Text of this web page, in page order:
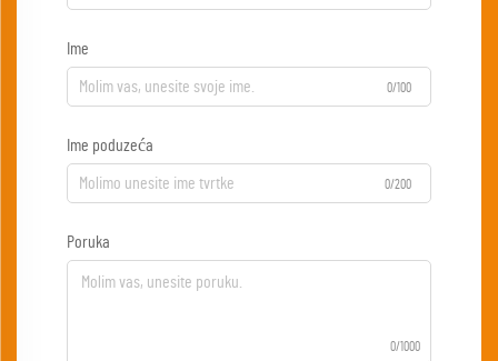
Ime
0/100
Ime poduzeća
0/200
Poruka
0/1000